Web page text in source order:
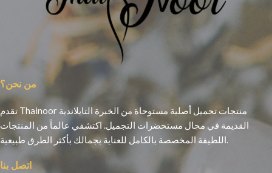
من نحن؟
تقدم Thainoor منتجات تجميل أصلية مستوحاة من الخبرة التايلاندية
القديمة في مجال مستحضرات التجميل. اكتشفي عالماً من المنتجات
اللطيفة المخصصة بالكامل للعناية بجمالك بأكثر الطرق طبيعية.
اتصل بنا